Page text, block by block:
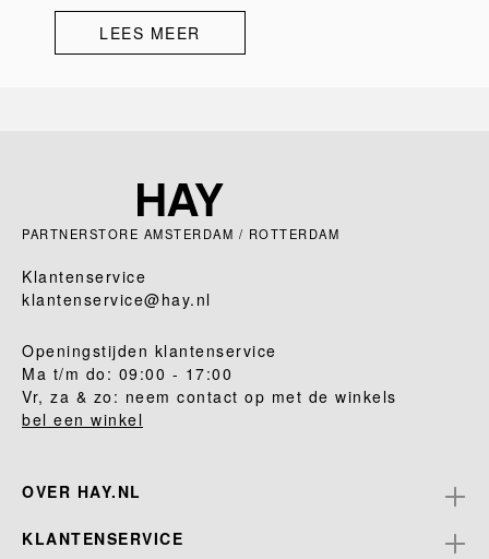
LEES MEER
PARTNERSTORE AMSTERDAM / ROTTERDAM
Klantenservice
klantenservice@hay.nl
Openingstijden klantenservice
Ma t/m do: 09:00 - 17:00
Vr, za & zo: neem contact op met de winkels
bel een winkel
OVER HAY.NL
KLANTENSERVICE